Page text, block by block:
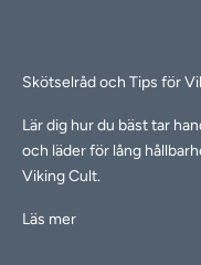
Skötselråd och Tips för
Lär dig hur du bäst tar
och läder för lång
Viking Cult.
Läs mer